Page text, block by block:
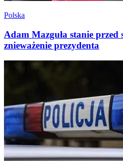
Polska
Adam Mazguła stanie przed
znieważenie prezydenta